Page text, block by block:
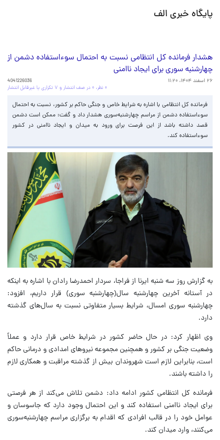
پایگاه خبری الف
هشدار فرمانده کل انتظامی نسبت به احتمال سوءاستفاده دشمن از
چهارشنبه سوری برای ایجاد ناامنی
۲۶ اسفند ۱۴۰۴، ۱۱:۲۰
4041226036
۰ نظر، ۰ در صف انتشار و ۷ تکراری یا غیرقابل انتشار
فرمانده کل انتظامی با اشاره به شرایط خاص و جنگی حاکم بر کشور، نسبت به احتمال
سوءاستفاده دشمن از مراسم چهارشنبه‌سوری هشدار داد و گفت: ممکن است دشمن
قصد داشته باشد از این فرصت برای ورود به میدان و ایجاد ناامنی در کشور
سوءاستفاده کند.
به گزارش روز سه شنبه ایرنا از فراجا، سردار احمدرضا رادان با اشاره به اینکه
در آستانه آخرین چهارشنبه سال(چهارشنبه سوری) قرار داریم، افزود:
چهارشنبه‌ سوری امسال، شرایط بسیار متفاوتی نسبت به سال‌های گذشته
دارد.
وی اظهار کرد: در حال حاضر کشور در شرایط خاص قرار دارد و عملاً
وضعیت جنگی بر کشور و همچنین مجموعه نیروهای امدادی و درمانی حاکم
است، بنابراین لازم است شهروندان بیش از گذشته مراقبت و همکاری لازم
را داشته باشند.
فرمانده کل انتظامی کشور ادامه داد: دشمن تلاش می‌کند از هر فرصتی
برای ایجاد ناامنی استفاده کند و این احتمال وجود دارد که جاسوسان و
عوامل خود را در قالب افرادی که اقدام به برگزاری مراسم چهارشنبه‌سوری
می‌کنند، وارد میدان کند.